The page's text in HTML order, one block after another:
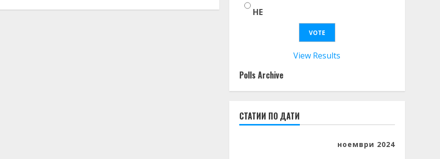
НЕ
View Results
Polls Archive
СТАТИИ ПО ДАТИ
ноември 2024